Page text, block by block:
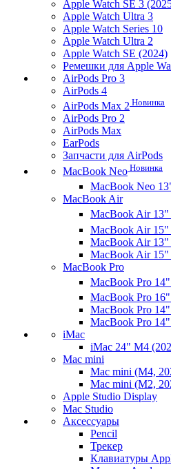
Apple Watch SE 3
Apple Watch Ultra 3
Apple Watch Series 10
Apple Watch Ultra 2
Apple Watch SE (2024)
Ремешки для Apple
AirPods Pro 3
AirPods 4
AirPods Max 2 Новинка
AirPods Pro 2
AirPods Max
EarPods
Запчасти для AirPods
MacBook Neo Новинка
MacBook Neo
MacBook Air
MacBook Air 13"
MacBook Air 15"
MacBook Air 13"
MacBook Air 15"
MacBook Pro
MacBook Pro
MacBook Pro
MacBook Pro
MacBook Pro
iMac
iMac 24" M4
Mac mini
Mac mini (M4,
Mac mini (M2,
Apple Studio Display
Mac Studio
Аксессуары
Pencil
Трекер
Клавиатуры